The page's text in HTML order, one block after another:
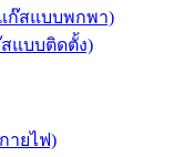
แก๊สแบบพกพา)
สแบบติดตั้ง)
ายไฟ)